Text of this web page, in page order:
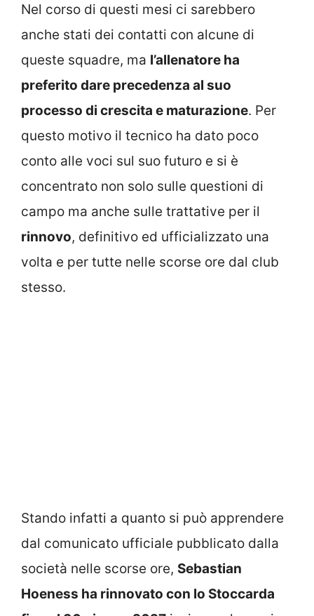
Nel corso di questi mesi ci sarebbero
anche stati dei contatti con alcune di
queste squadre, ma l’allenatore ha
preferito dare precedenza al suo
processo di crescita e maturazione. Per
questo motivo il tecnico ha dato poco
conto alle voci sul suo futuro e si è
concentrato non solo sulle questioni di
campo ma anche sulle trattative per il
rinnovo, definitivo ed ufficializzato una
volta e per tutte nelle scorse ore dal club
stesso.
Stando infatti a quanto si può apprendere
dal comunicato ufficiale pubblicato dalla
società nelle scorse ore, Sebastian
Hoeness ha rinnovato con lo Stoccarda